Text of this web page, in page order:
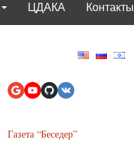
ЦДАКА Контакты
Газета “Беседер”